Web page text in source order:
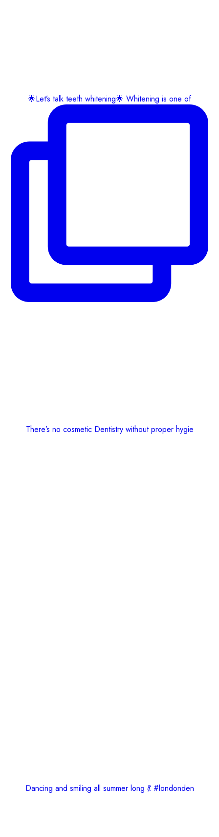
🌟Let’s talk teeth whitening🌟 Whitening is one of
There’s no cosmetic Dentistry without proper hygie
Dancing and smiling all summer long 💃 #londonden